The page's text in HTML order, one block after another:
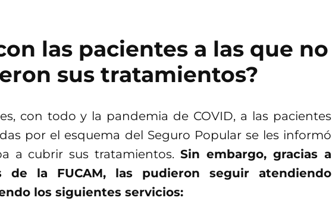
las pacientes a las que no
sus tratamientos?
con todo y la pandemia de COVID, a las pacientes
por el esquema del Seguro Popular se les informó
a cubrir sus tratamientos.Sin embargo, gracias a
de la FUCAM, las pudieron seguir atendiendo
los siguientes servicios: